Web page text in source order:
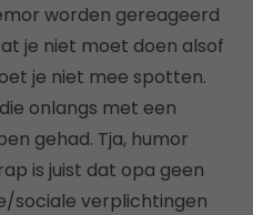
worden gereageerd
je niet moet doen alsof
je niet mee spotten.
onlangs met een
gehad. Tja, humor
is juist dat opa geen
sociale verplichtingen